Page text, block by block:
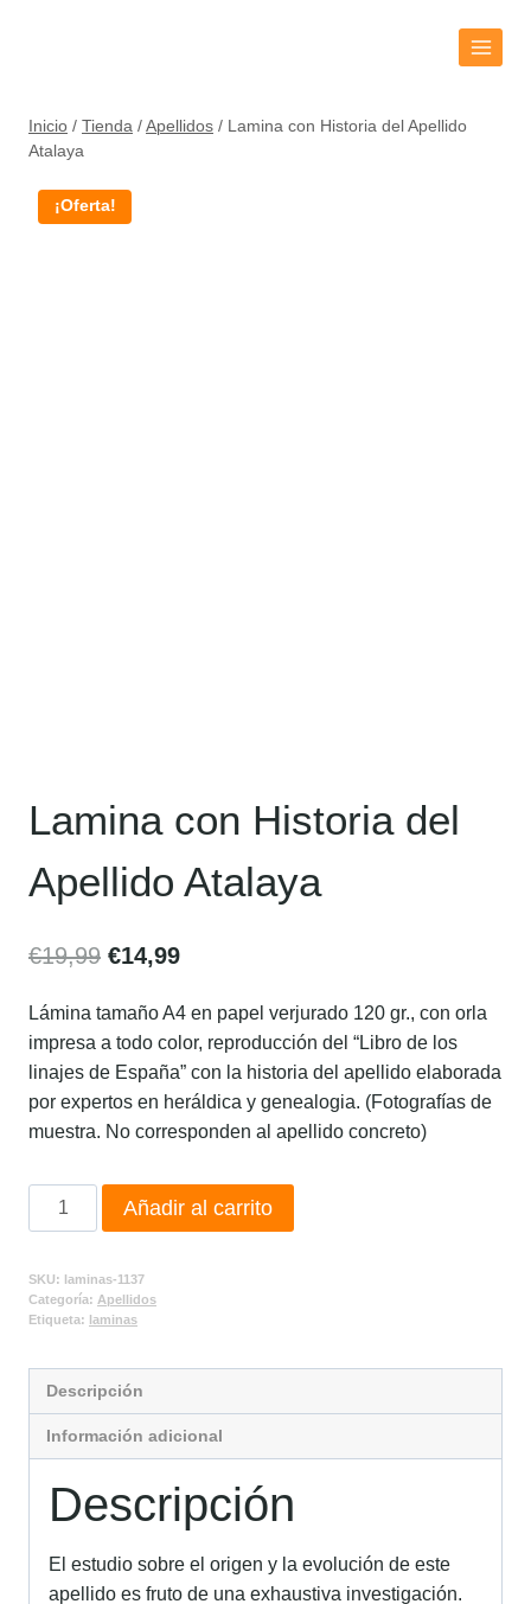
Inicio / Tienda / Apellidos / Lamina con Historia del Apellido
Atalaya
¡Oferta!
Lamina con Historia del
Apellido Atalaya
€19,99 €14,99
Lámina tamaño A4 en papel verjurado 120 gr., con orla
impresa a todo color, reproducción del “Libro de los
linajes de España” con la historia del apellido elaborada
por expertos en heráldica y genealogia. (Fotografías de
muestra. No corresponden al apellido concreto)
Añadir al carrito
SKU: laminas-1137
Categoría: Apellidos
Etiqueta: laminas
Descripción
Información adicional
Descripción
El estudio sobre el origen y la evolución de este
apellido es fruto de una exhaustiva investigación.